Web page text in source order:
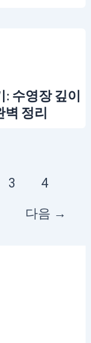
: 수영장 깊이
벽 정리
3
4
다음 →